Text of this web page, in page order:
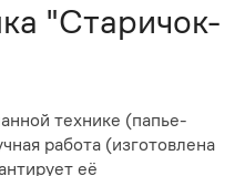
"Старичок-
технике (папье-
работа (изготовлена
её